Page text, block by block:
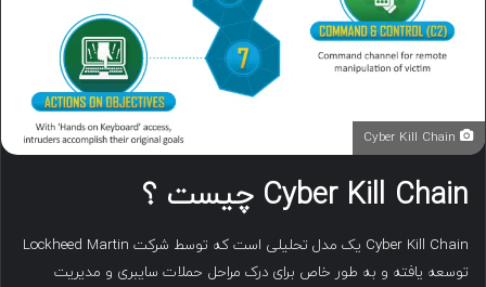
Cyber Kill Chain چیست ؟
Cyber Kill Chain یک مدل تحلیلی است که توسط شرکت Lockheed Martin
توسعه یافته و به طور خاص برای درک مراحل حملات سایبری و مدیریت